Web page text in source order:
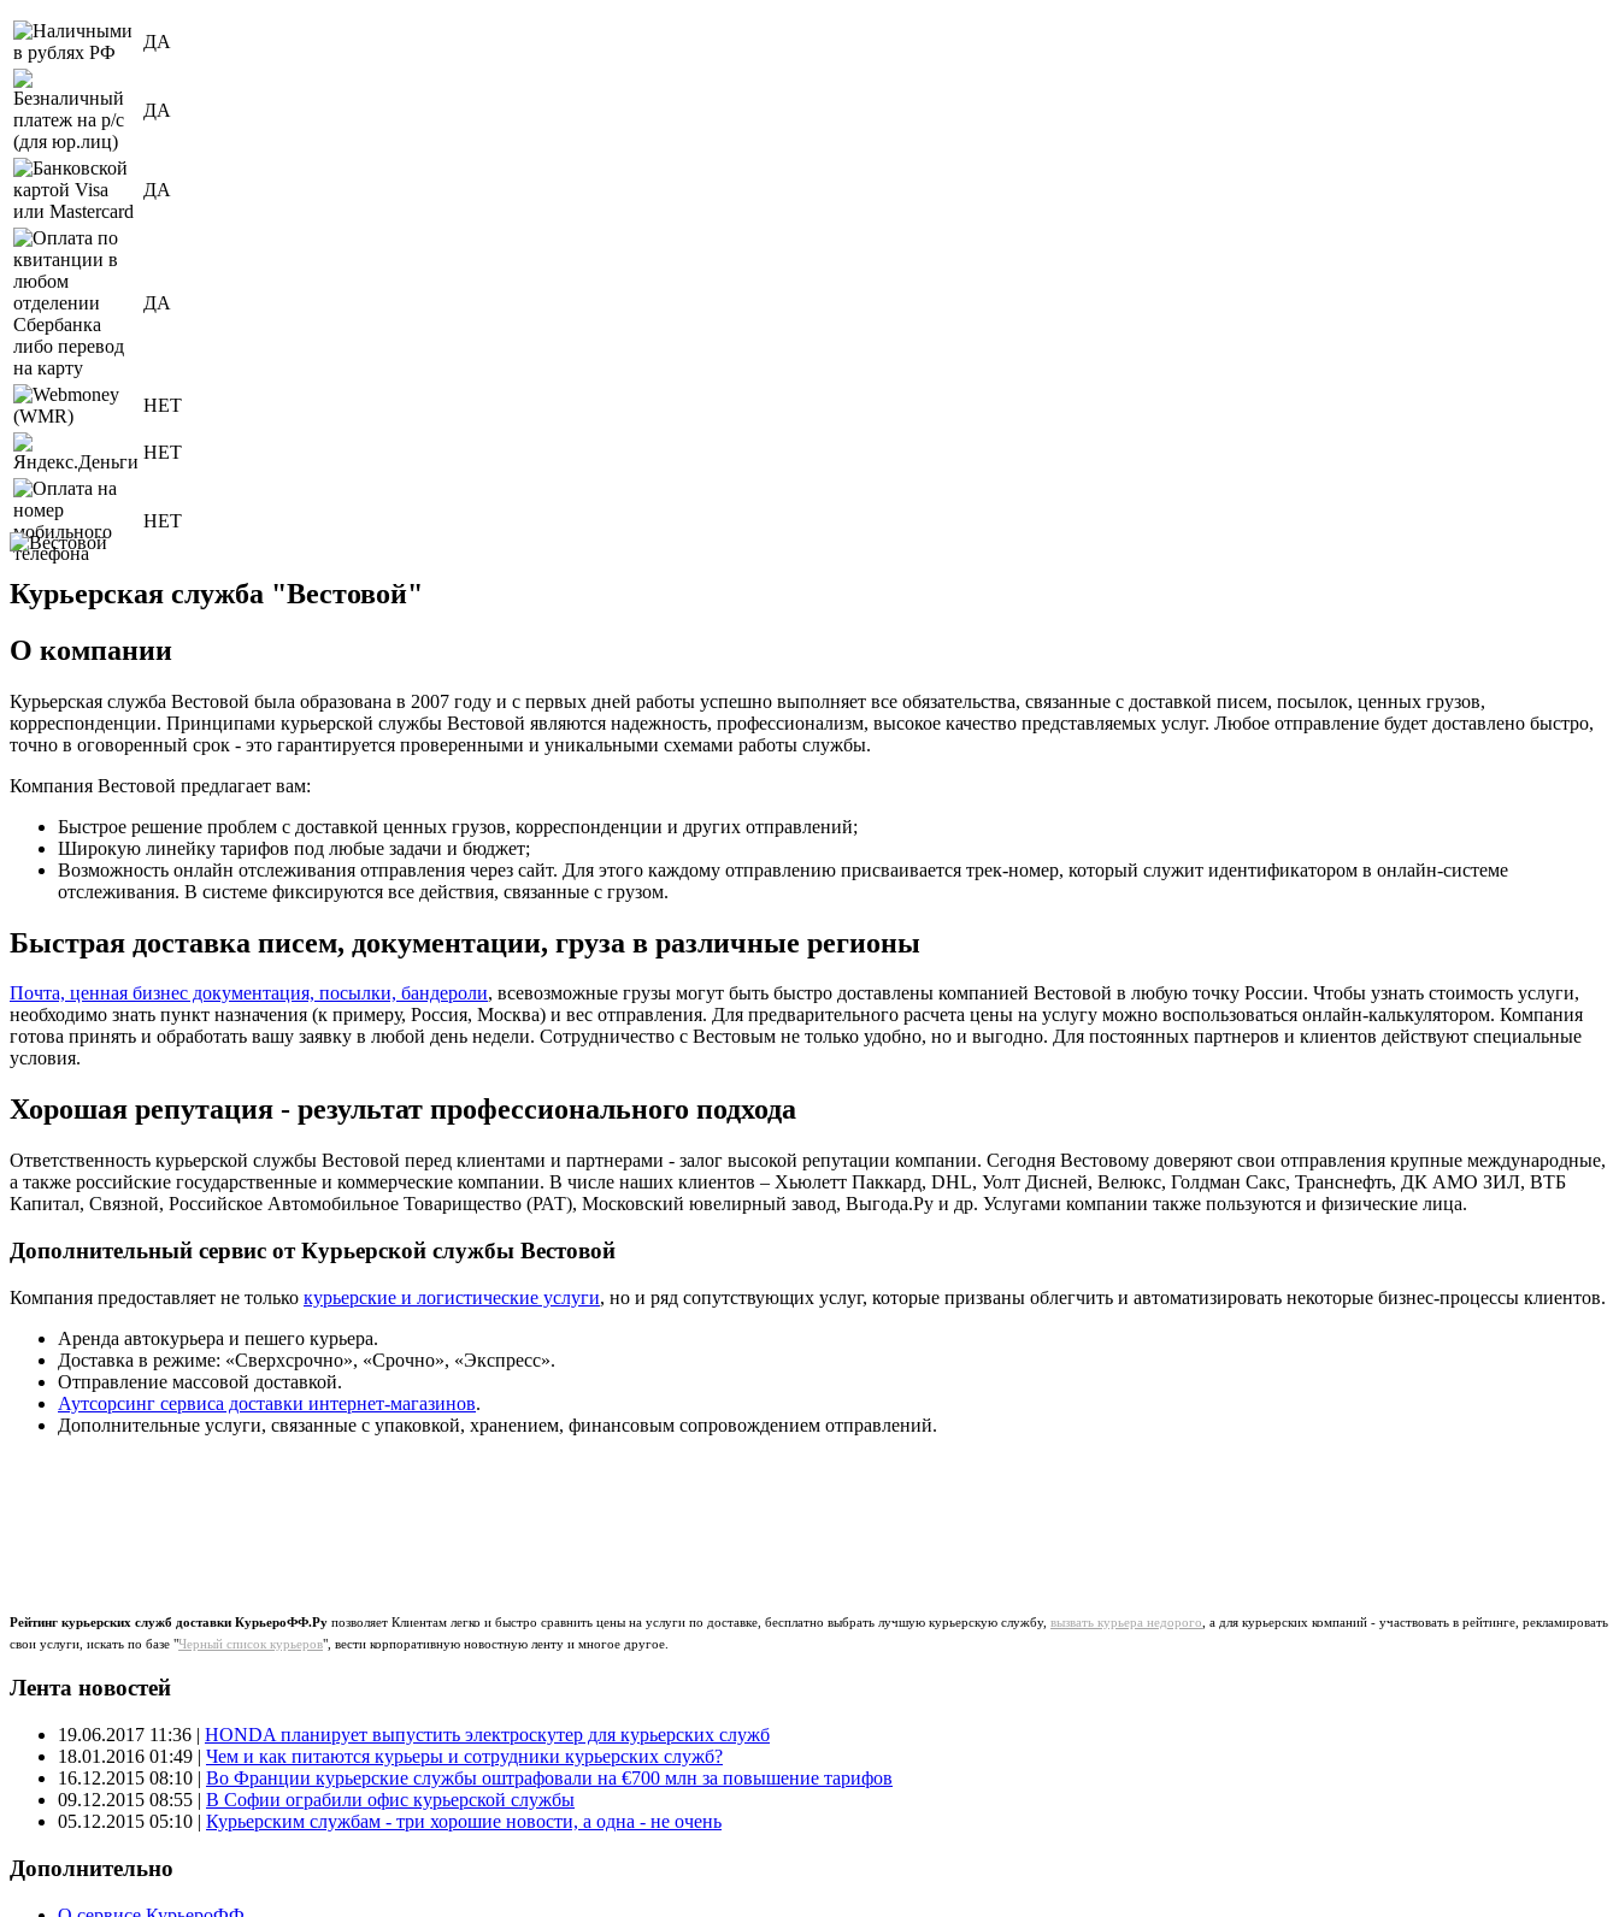
ДА
ДА
ДА
ДА
НЕТ
НЕТ
НЕТ
Курьерская служба "Вестовой"
О компании
Курьерская служба Вестовой была образована в 2007 году и с первых дней работы успешно выполняет все обязательства, связанные с доставкой писем, посылок, ценных грузов,
корреспонденции. Принципами курьерской службы Вестовой являются надежность, профессионализм, высокое качество представляемых услуг. Любое отправление будет доставлено быстро,
точно в оговоренный срок - это гарантируется проверенными и уникальными схемами работы службы.
Компания Вестовой предлагает вам:
Быстрое решение проблем с доставкой ценных грузов, корреспонденции и других отправлений;
Широкую линейку тарифов под любые задачи и бюджет;
Возможность онлайн отслеживания отправления через сайт. Для этого каждому отправлению присваивается трек-номер, который служит идентификатором в онлайн-системе
отслеживания. В системе фиксируются все действия, связанные с грузом.
Быстрая доставка писем, документации, груза в различные регионы
Почта, ценная бизнес документация, посылки, бандероли, всевозможные грузы могут быть быстро доставлены компанией Вестовой в любую точку России. Чтобы узнать стоимость услуги,
необходимо знать пункт назначения (к примеру, Россия, Москва) и вес отправления. Для предварительного расчета цены на услугу можно воспользоваться онлайн-калькулятором. Компания
готова принять и обработать вашу заявку в любой день недели. Сотрудничество с Вестовым не только удобно, но и выгодно. Для постоянных партнеров и клиентов действуют специальные
условия.
Хорошая репутация - результат профессионального подхода
Ответственность курьерской службы Вестовой перед клиентами и партнерами - залог высокой репутации компании. Сегодня Вестовому доверяют свои отправления крупные международные,
а также российские государственные и коммерческие компании. В числе наших клиентов – Хьюлетт Паккард, DHL, Уолт Дисней, Велюкс, Голдман Сакс, Транснефть, ДК АМО ЗИЛ, ВТБ
Капитал, Связной, Российское Автомобильное Товарищество (РАТ), Московский ювелирный завод, Выгода.Ру и др. Услугами компании также пользуются и физические лица.
Дополнительный сервис от Курьерской службы Вестовой
Компания предоставляет не только курьерские и логистические услуги, но и ряд сопутствующих услуг, которые призваны облегчить и автоматизировать некоторые бизнес-процессы клиентов.
Аренда автокурьера и пешего курьера.
Доставка в режиме: «Сверхсрочно», «Срочно», «Экспресс».
Отправление массовой доставкой.
Аутсорсинг сервиса доставки интернет-магазинов.
Дополнительные услуги, связанные с упаковкой, хранением, финансовым сопровождением отправлений.
Рейтинг курьерских служб доставки КурьероФФ.Ру позволяет Клиентам легко и быстро сравнить цены на услуги по доставке, бесплатно выбрать лучшую курьерскую службу, вызвать курьера недорого , а для курьерских компаний - участвовать в рейтинге, рекламировать
свои услуги, искать по базе "Черный список курьеров", вести корпоративную новостную ленту и многое другое.
Лента новостей
19.06.2017 11:36 | HONDA планирует выпустить электроскутер для курьерских служб
18.01.2016 01:49 | Чем и как питаются курьеры и сотрудники курьерских служб?
16.12.2015 08:10 | Во Франции курьерские службы оштрафовали на €700 млн за повышение тарифов
09.12.2015 08:55 | В Софии ограбили офис курьерской службы
05.12.2015 05:10 | Курьерским службам - три хорошие новости, а одна - не очень
Дополнительно